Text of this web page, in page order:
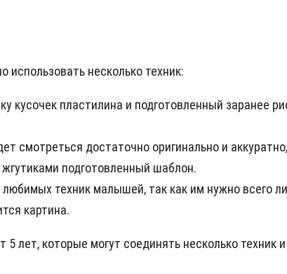
несколько техник:
кусочек пластилина и подготовленный заранее
смотреться достаточно оригинально и
подготовленный шаблон.
техник малышей, так как им нужно всего
картина.
лет, которые могут соединять несколько